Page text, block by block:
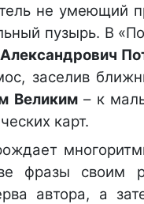
не умеющий
пузырь. В
заселив
Великим– к
карт.
фразы своим
автора, а